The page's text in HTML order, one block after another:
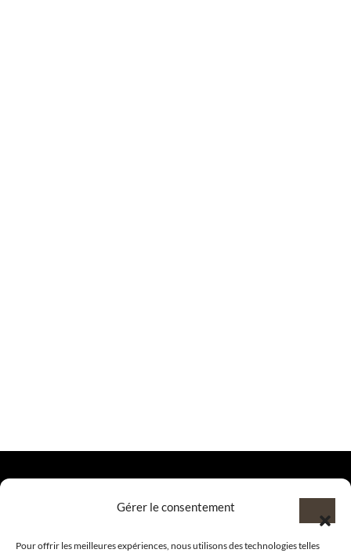
Gérer le consentement
Pour offrir les meilleures expériences, nous utilisons des technologies telles
@clubamilcar